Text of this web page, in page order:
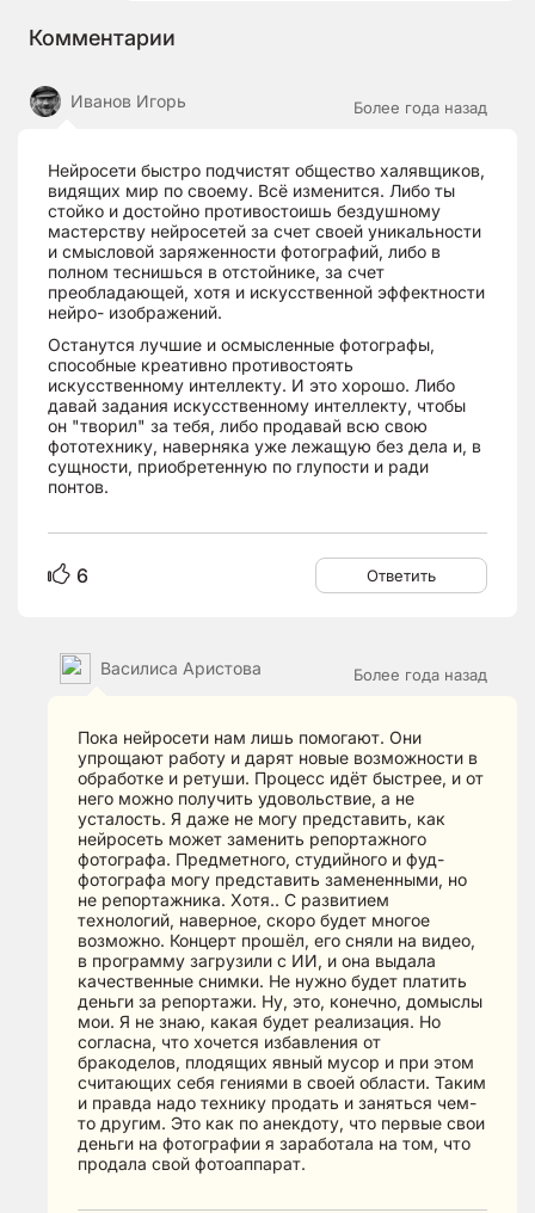
Комментарии
Более года назад
Иванов Игорь
Нейросети быстро подчистят общество халявщиков,
видящих мир по своему. Всё изменится. Либо ты
стойко и достойно противостоишь бездушному
мастерству нейросетей за счет своей уникальности
и смысловой заряженности фотографий, либо в
полном теснишься в отстойнике, за счет
преобладающей, хотя и искусственной эффектности
нейро- изображений.
Останутся лучшие и осмысленные фотографы,
способные креативно противостоять
искусственному интеллекту. И это хорошо. Либо
давай задания искусственному интеллекту, чтобы
он "творил" за тебя, либо продавай всю свою
фототехнику, наверняка уже лежащую без дела и, в
сущности, приобретенную по глупости и ради
понтов.
6 Ответить
Более года назад
Василиса Аристова
Пока нейросети нам лишь помогают. Они
упрощают работу и дарят новые возможности в
обработке и ретуши. Процесс идёт быстрее, и от
него можно получить удовольствие, а не
усталость. Я даже не могу представить, как
нейросеть может заменить репортажного
фотографа. Предметного, студийного и фуд-
фотографа могу представить замененными, но
не репортажника. Хотя.. С развитием
технологий, наверное, скоро будет многое
возможно. Концерт прошёл, его сняли на видео,
в программу загрузили с ИИ, и она выдала
качественные снимки. Не нужно будет платить
деньги за репортажи. Ну, это, конечно, домыслы
мои. Я не знаю, какая будет реализация. Но
согласна, что хочется избавления от
бракоделов, плодящих явный мусор и при этом
считающих себя гениями в своей области. Таким
и правда надо технику продать и заняться чем-
то другим. Это как по анекдоту, что первые свои
деньги на фотографии я заработала на том, что
продала свой фотоаппарат.